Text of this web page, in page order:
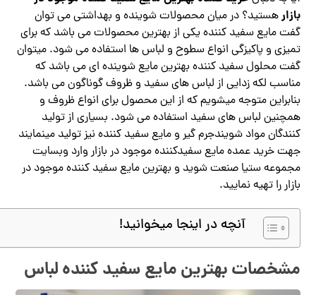
بازارهستید؟ در میان محصولات شوینده و بهداشتی می توان
گفت مایع سفید کننده یکی از بهترین محصولات می باشد که برای
تمیزی و پاکیزگی انواع سطوح و لباس ها استفاده می شود. میتوان
گفت محلول سفید کننده بهترین مایع شوینده ای می باشد که
مناسب لکه زدایی از لباس های سفید و ظروف گوناگون می باشد.
بنابراین متوجه میشویم که از این محصول برای انواع ظروف و
همچنین لباس های سفید استفاده می شود. بسیاری از تولید
کنندگان مواد شویندجرم گیر و مایع سفید کننده نیز تولید مینمایند
جهت خرید عمده مایع سفیدکننده موجود در بازار وارد وبسایت
مجموعه ستیا صنعت شوید و بهترین مایع سفید کننده موجود در
بازار را تهیه نمایید.
آنچه در اینجا میخوانید!
مشخصات بهترین مایع سفید کننده لباس